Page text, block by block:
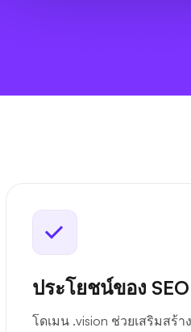
ประโยชน์ของ SEO
โดเมน .vision ช่วยเสริมส